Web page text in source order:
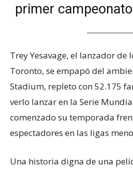
primer
Trey Yesavage, el lanzador de
Toronto, se empapó del
Stadium, repleto con 52.175
verlo lanzar en la Serie
comenzado su temporada
espectadores en las ligas
Una historia digna de una